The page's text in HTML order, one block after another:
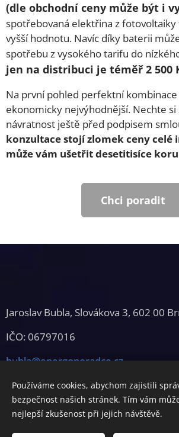
(dle obchodní ceny může být i
spotřebovaná elektřina z fotovoltaiky
vyšší hodnotu. Navíc díky baterii
spotřebu z vysokého tarifu do
jen na distribuci je téměř 2 500
Na první pohled perfektní
ekonomicky nejvýhodnější. Nechte
návratnost ještě před podpisem
konzultace stojí zlomek ceny celé
může vám ušetřit desetitisíce
Chci poradit
Jaroslav Bubla, Slovákova 3, 602 00
IČO: 06797016
bubla@energoporadce.cz
Používáme cookies, abychom zajistili
bezpečnost našich stránek. Tím vám
nejlepší zkušenost při jejich návštěvě.